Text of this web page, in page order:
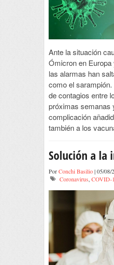
Ante la situación
Ómicron en Europa
las alarmas han
como el
de contagios entre
próximas
complicación
también a los
Solución a la
PorConchi Basilio| 05/08/
Coronavirus,COVID-